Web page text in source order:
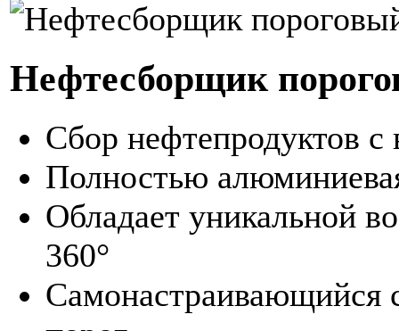
Нефтесборщик
Сбор нефтепродуктов с
Полностью
Обладает уникальной
360°
Самонастраивающийся